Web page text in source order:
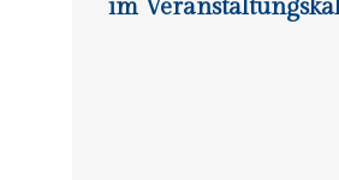
im